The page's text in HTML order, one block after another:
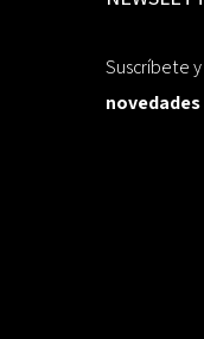
Suscríbete y